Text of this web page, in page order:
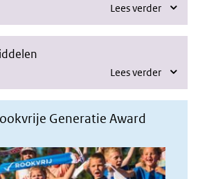
Lees verder
Lees verder
Generatie Award